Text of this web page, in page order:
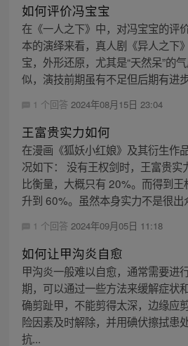
如何评价冯宝宝
在《一人之下》中，对冯宝宝的评
本的演绎来看，真人剧《异人之下
宝，外形还原，尤其是“天然呆”的
似，演技前期虽有不足但后期有进
1 个回答 2024年08月15日 23:04
王富贵实力如何
在漫画《狐妖小红娘》及其衍生作
况如下： 没有王权剑时，王富贵实
比衡量，大概只有 20%。而得到
升到 60%。虽然本身实力不是很出
1 个回答 2024年09月05日 11:18
如何让甲沟炎自愈
甲沟炎一般难以自愈，通常需要进
期，可以通过一些方法来缓解症状
确剪趾甲，不能剪得太深，边缘应
险因素及时解除，并用碘伏擦拭患
抗...